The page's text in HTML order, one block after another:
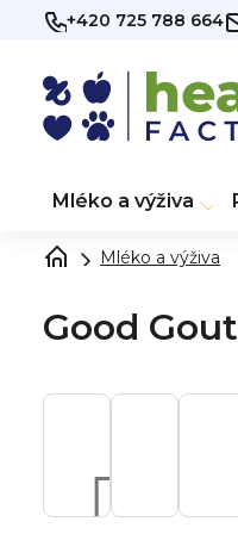
Přejít
+420 725 788 664
Mléko a výživa
Mléko a výživa
Good